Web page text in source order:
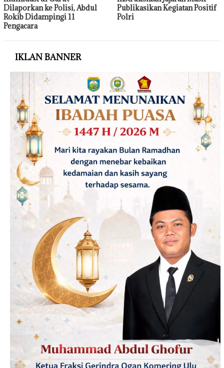
Dilaporkan ke Polisi, Abdul
Rokib Didampingi 11
Pengacara
Publikasikan Kegiatan Positif
Polri
IKLAN BANNER